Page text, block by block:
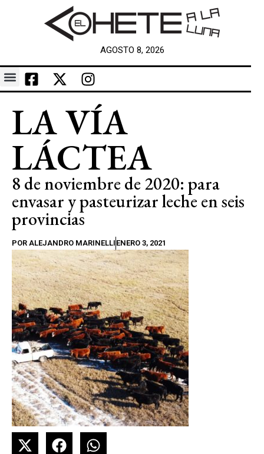
AGOSTO 8, 2026
LA VÍA
LÁCTEA
8 de noviembre de 2020: para
envasar y pasteurizar leche en seis
provincias
POR ALEJANDRO MARINELLI ENERO 3, 2021